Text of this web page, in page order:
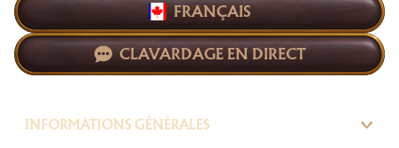
FRANÇAIS
CLAVARDAGE EN DIRECT
INFORMATIONS GÉNÉRALES